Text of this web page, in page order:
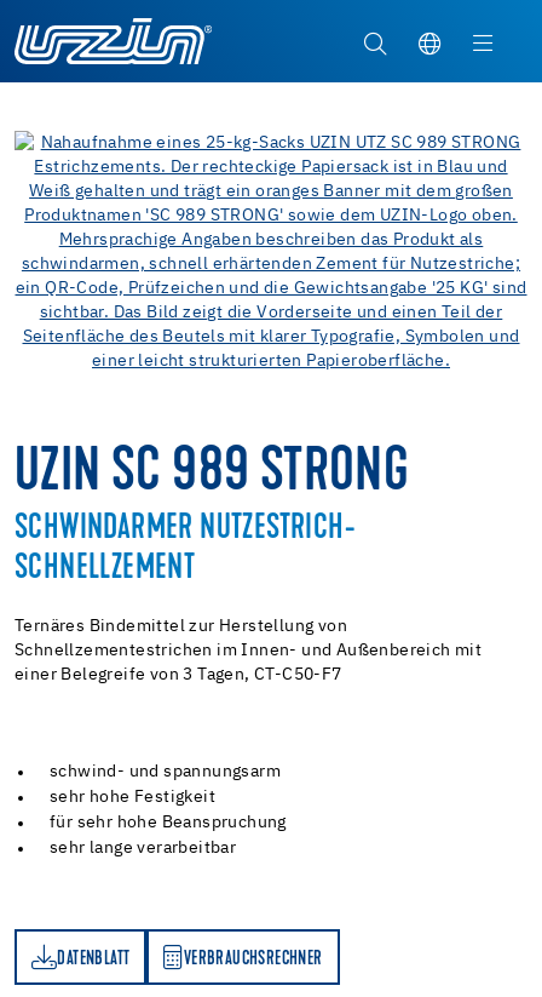
UZIN SC 989 STRONG
SCHWINDARMER NUTZESTRICH-
SCHNELLZEMENT
Ternäres Bindemittel zur Herstellung von
Schnellzementestrichen im Innen- und Außenbereich mit
einer Belegreife von 3 Tagen, CT-C50-F7
schwind- und spannungsarm
sehr hohe Festigkeit
für sehr hohe Beanspruchung
sehr lange verarbeitbar
DATENBLATT VERBRAUCHSRECHNER